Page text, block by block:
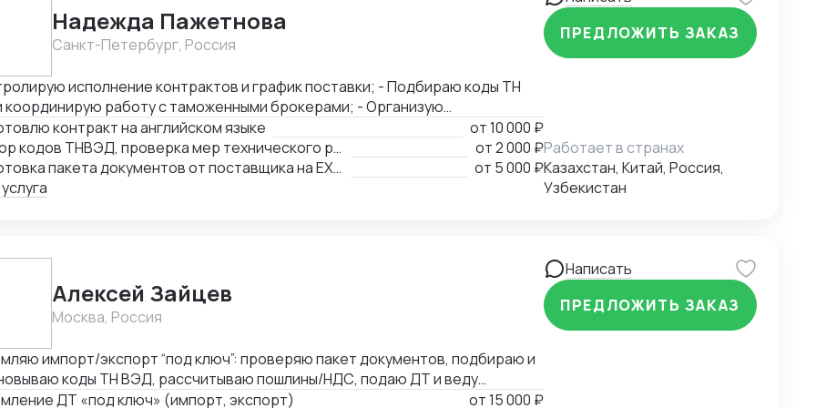
в задачу и умею работать с людьми. Буду рада сотрудничеству!
Надежда Пажетнова
Санкт-Петербург, Россия
исполнение контрактов и график поставки; - Подбираю коды ТН
работу с таможенными брокерами; - Организую
и взаимодействие с аккредитованными органами; - Снижаю
за счёт оптимизации логистики и правильного кода; - Обеспечиваю
чистоту сделок, точность инвойсов, упаковочных листов,
контракт на английском языке от10 000 ₽
Подбор кодов ТНВЭД, проверка мер технического регулирования, запретов и ограничений
от2 000 ₽
Подготовка пакета документов от поставщика на EXW, FCA, CIF, FOB
от 5 000 ₽
ПРЕДЛОЖИТЬ ЗАКАЗ
Работает в странах
Казахстан, Китай, Россия,
Узбекистан
Алексей Зайцев
Москва, Россия
импорт/экспорт “под ключ”: проверяю пакет документов, подбираю и
коды ТН ВЭД, рассчитываю пошлины/НДС, подаю ДТ и веду
до выпуска. Сильные товарные группы — электроника, CCTV/СКУД,
ДТ «под ключ» (импорт, экспорт) от15 000 ₽
Написать
ПРЕДЛОЖИТЬ ЗАКАЗ